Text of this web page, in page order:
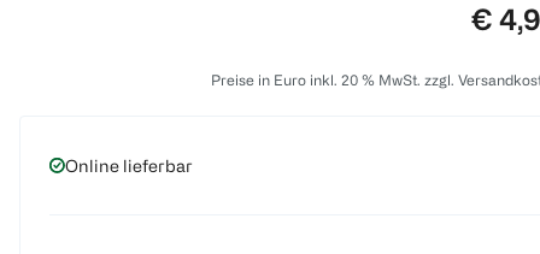
€
Preise in Euro inkl. 20 % MwSt. zzgl.
Online lieferbar